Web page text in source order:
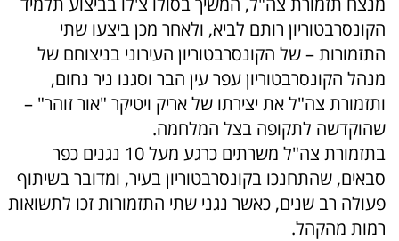
הקונסרבטוריון רותם לביא, ולאחר מכן ביצעו שתי
התזמורות – של הקונסרבטוריון העירוני בניצוחם של
מנהל הקונסרבטוריון עפר עין הבר וסגנו ניר נחום,
ותזמורת צה"ל את יצירתו של אריק ויטיקר "אור זוהר" –
שהוקדשה לתקופה בצל המלחמה.
בתזמורת צה"ל משרתים כרגע מעל 10 נגנים כפר
סבאים, שהתחנכו בקונסרבטוריון בעיר, ומדובר בשיתוף
פעולה רב שנים, כאשר נגני שתי התזמורות זכו לתשואות
רמות מהקהל.